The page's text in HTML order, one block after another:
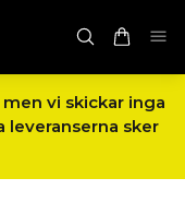
vi skickar inga
leveranserna sker